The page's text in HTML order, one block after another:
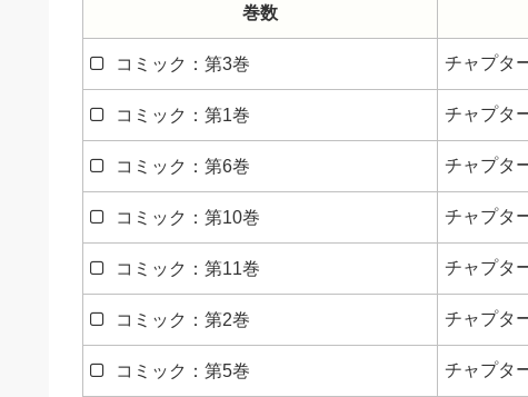
巻数
コミック：第3巻 チャプタ
コミック：第1巻 チャプタ
コミック：第6巻 チャプタ
コミック：第10巻 チャプタ
コミック：第11巻 チャプタ
コミック：第2巻 チャプタ
コミック：第5巻 チャプタ